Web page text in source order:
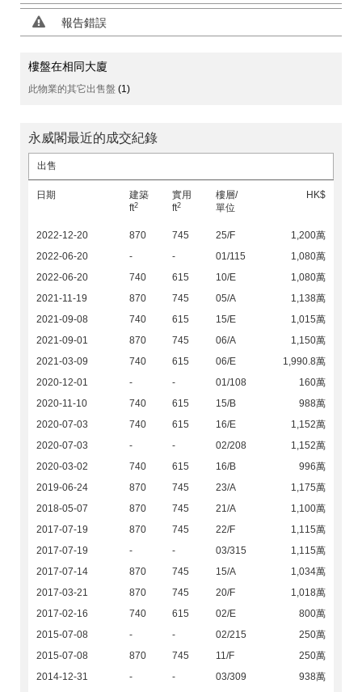
報告錯誤
樓盤在相同大廈
此物業的其它出售盤 (1)
永威閣最近的成交紀錄
出售
日期
建築
ft2
實用
ft2
樓層/
單位
HK$
2022-12-20 870 745 25/F
1,200萬
2022-06-20
- - 01/115
1,080萬
2022-06-20
740 615 10/E
1,080萬
2021-11-19
870 745 05/A
1,138萬
2021-09-08
740 615 15/E
1,015萬
2021-09-01
870 745 06/A
1,150萬
2021-03-09
740 615 06/E
1,990.8萬
2020-12-01
- - 01/108
160萬
2020-11-10
740 615 15/B
988萬
2020-07-03
740 615 16/E
1,152萬
2020-07-03
- - 02/208
1,152萬
2020-03-02
740 615 16/B
996萬
2019-06-24
870 745 23/A
1,175萬
2018-05-07
870 745 21/A
1,100萬
2017-07-19
870 745 22/F
1,115萬
2017-07-19
- - 03/315
1,115萬
2017-07-14
870 745 15/A
1,034萬
2017-03-21
870 745 20/F
1,018萬
2017-02-16
740 615 02/E
800萬
2015-07-08
- - 02/215
250萬
2015-07-08
870 745 11/F
250萬
2014-12-31
- - 03/309 938萬